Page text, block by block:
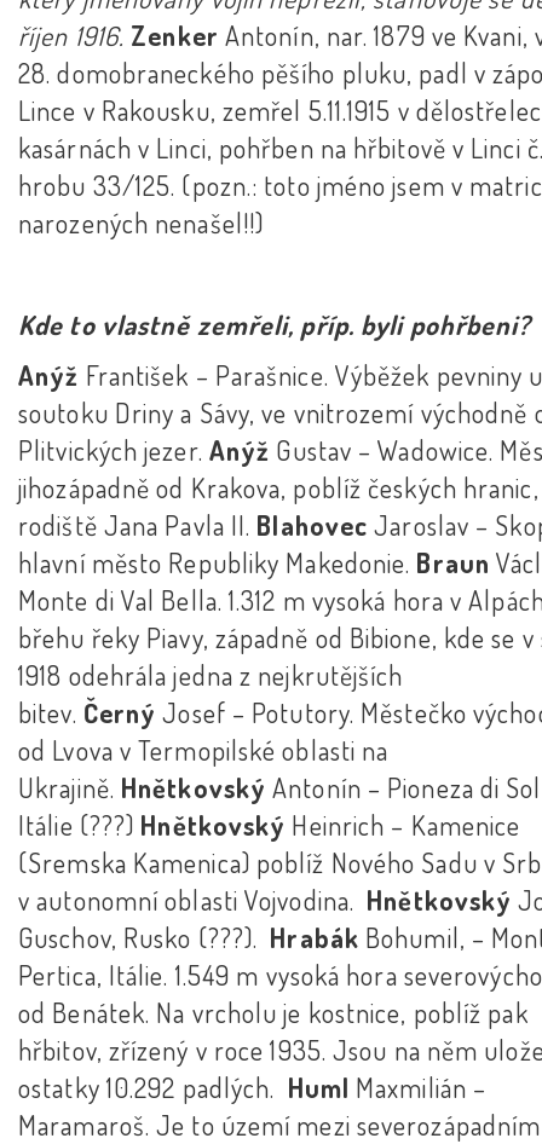
říjen 1916. Zenker Antonín, nar. 1879 ve Kvani,
28. domobraneckého pěšího pluku, padl v
Lince v Rakousku, zemřel 5.11.1915 v
kasárnách v Linci, pohřben na hřbitově v Linci
hrobu 33/125. (pozn.: toto jméno jsem v
narozených nenašel!!)
Kde to vlastně zemřeli, příp. byli pohřbeni?
Anýž František – Parašnice. Výběžek pevniny
soutoku Driny a Sávy, ve vnitrozemí východně
Plitvických jezer. Anýž Gustav – Wadowice.
jihozápadně od Krakova, poblíž českých hranic,
rodiště Jana Pavla II. BlahovecJaroslav –
hlavní město Republiky Makedonie. Braun
Monte di Val Bella. 1.312 m vysoká hora v
břehu řeky Piavy, západně od Bibione, kde se
1918 odehrála jedna z nejkrutějších
bitev. Černý Josef – Potutory. Městečko
od Lvova v Termopilské oblasti na
Ukrajině. Hnětkovský Antonín – Pioneza di
Itálie (???) Hnětkovský Heinrich – Kamenice
(Sremska Kamenica) poblíž Nového Sadu v
v autonomní oblasti Vojvodina. Hnětkovský
Guschov, Rusko (???). Hrabák Bohumil, –
Pertica, Itálie. 1.549 m vysoká hora
od Benátek. Na vrcholu je kostnice, poblíž pak
hřbitov, zřízený v roce 1935. Jsou na něm
ostatky 10.292 padlých. Huml Maxmilián –
Maramaroš. Je to území mezi severozápadním